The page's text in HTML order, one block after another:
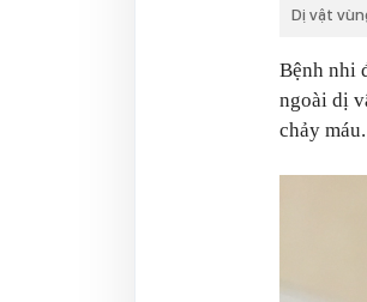
Dị vật
Bệnh nhi
ngoài dị
chảy máu.